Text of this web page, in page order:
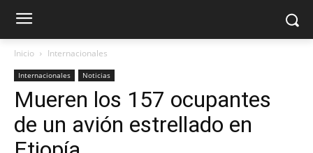
Inicio Internacionales
Internacionales Noticias
Mueren los 157 ocupantes
de un avión estrellado en